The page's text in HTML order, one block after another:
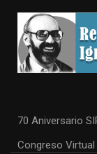
70 Aniversario
Congreso Virtual